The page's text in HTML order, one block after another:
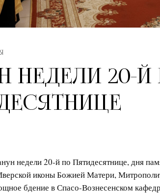
НЕДЕЛИ 20-
недели 20-й по Пятидесятнице, дня
иконы Божией Матери,
бдение в Спасо-Вознесенском